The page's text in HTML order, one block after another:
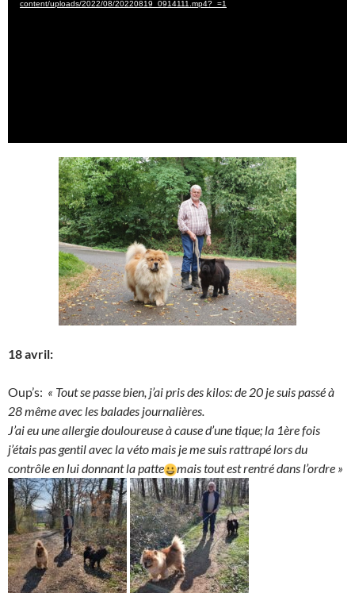
content/uploads/2022/08/20220819_0914111.mp4?_=1
18 avril:
Oup’s: « Tout se passe bien, j’ai pris des kilos: de 20 je suis passé à
28 même avec les balades journalières.
J’ai eu une allergie douloureuse à cause d’une tique; la 1ère fois
j’étais pas gentil avec la véto mais je me suis rattrapé lors du
contrôle en lui donnant la patte
mais tout est rentré dans l’ordre »